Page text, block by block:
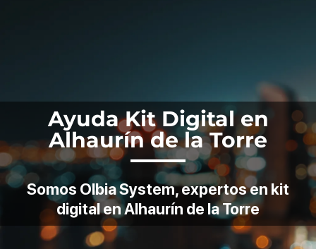
Ayuda Kit Digital en
Alhaurín de la Torre
Somos Olbia System, expertos en kit
digital en Alhaurín de la Torre